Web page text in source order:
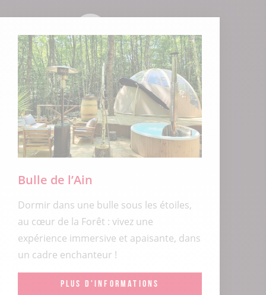
Bulle de l’Ain
Dormir dans une bulle sous les étoiles,
au cœur de la Forêt : vivez une
expérience immersive et apaisante, dans
un cadre enchanteur !
PLUS D'INFORMATIONS